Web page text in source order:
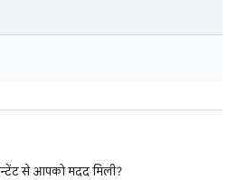
से आपको मदद मिली?